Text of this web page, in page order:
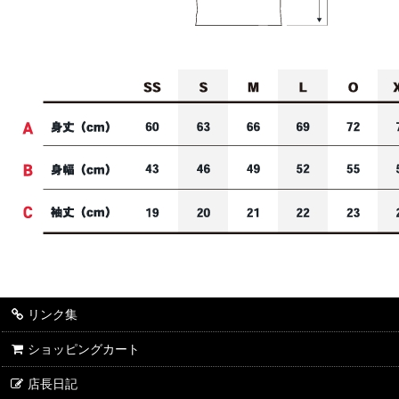
リンク集
ショッピングカート
店長日記